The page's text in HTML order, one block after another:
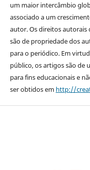
um maior intercâmbio
associado a um
autor. Os direitos autorais
são de propriedade dos
para o periódico. Em
público, os artigos são de
para fins educacionais e
ser obtidos em http://